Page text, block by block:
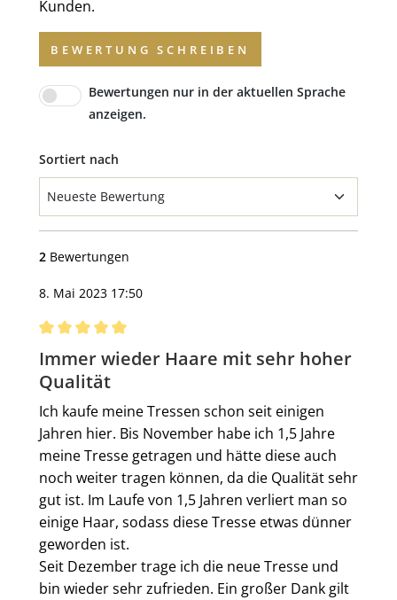
Kunden.
BEWERTUNG SCHREIBEN
Bewertungen nur in der aktuellen Sprache
anzeigen.
Sortiert nach
2 Bewertungen
8. Mai 2023 17:50
Bewertung mit 5 von 5 Sternen
Immer wieder Haare mit sehr hoher
Qualität
Ich kaufe meine Tressen schon seit einigen
Jahren hier. Bis November habe ich 1,5 Jahre
meine Tresse getragen und hätte diese auch
noch weiter tragen können, da die Qualität sehr
gut ist. Im Laufe von 1,5 Jahren verliert man so
einige Haar, sodass diese Tresse etwas dünner
geworden ist.
Seit Dezember trage ich die neue Tresse und
bin wieder sehr zufrieden. Ein großer Dank gilt